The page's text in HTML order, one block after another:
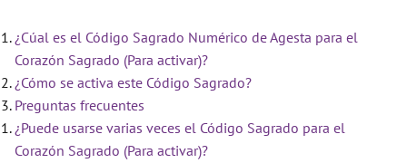
¿Cúal es el Código Sagrado Numérico de Agesta para el
Corazón Sagrado (Para activar)?
¿Cómo se activa este Código Sagrado?
Preguntas frecuentes
¿Puede usarse varias veces el Código Sagrado para el
Corazón Sagrado (Para activar)?